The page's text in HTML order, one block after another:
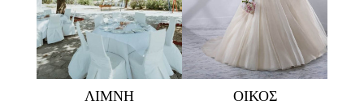
ΛΙΜΝΗ
ΟΙΚΟΣ